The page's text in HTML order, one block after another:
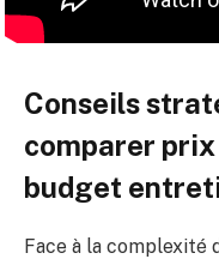
Conseils
comparer
budget
Face à la complexité